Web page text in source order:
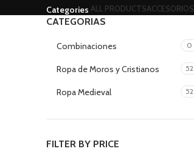
Categories ALL PRODUCTSACCESORIOS
CATEGORIAS
Combinaciones 0
Ropa de Moros y Cristianos 52
Ropa Medieval 52
FILTER BY PRICE